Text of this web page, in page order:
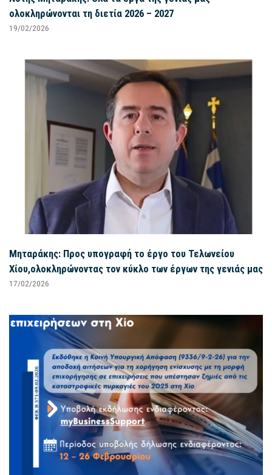
ολοκληρώνονται τη διετία 2026 – 2027
19/02/2026
Μηταράκης: Προς υπογραφή το έργο του Τελωνείου
Χίου,ολοκληρώνοντας τον κύκλο των έργων της γενιάς μας
17/02/2026